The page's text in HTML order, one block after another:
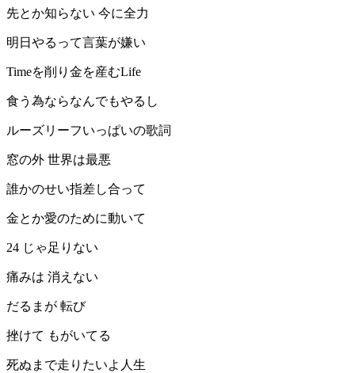
先とか知らない 今に全力
明日やるって言葉が嫌い
Timeを削り金を産むLife
食う為ならなんでもやるし
ルーズリーフいっぱいの歌詞
窓の外 世界は最悪
誰かのせい指差し合って
金とか愛のために動いて
24 じゃ足りない
痛みは 消えない
だるまが 転び
挫けて もがいてる
死ぬまで走りたいよ人生